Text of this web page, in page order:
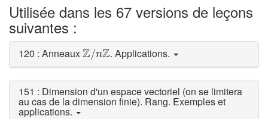
Utilisée dans les 67 versions de leçons
suivantes :
120 : AnneauxZ/nZ
Z nZ . Applications.
151 : Dimension d'un espace vectoriel (on se limitera
au cas de la dimension finie). Rang. Exemples et
applications.